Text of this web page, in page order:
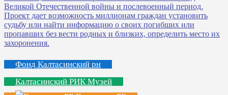
Фонд Калтасинский рн
Калтасинский РИК Музей